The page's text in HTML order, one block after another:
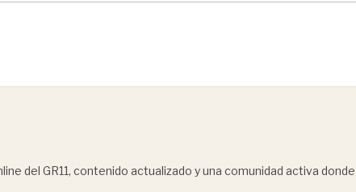
del GR11, contenido actualizado y una comunidad activa